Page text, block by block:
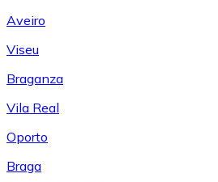
Aveiro
Viseu
Braganza
Vila Real
Oporto
Braga